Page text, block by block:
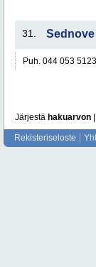
31. Sednove
Puh. 044 053 5123
Järjestä hakuarvon
Rekisteriseloste